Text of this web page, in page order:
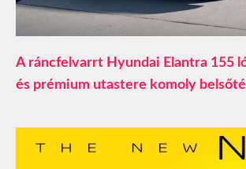
A ráncfelvarrt Hyundai Elantra 155
és prémium utastere komoly